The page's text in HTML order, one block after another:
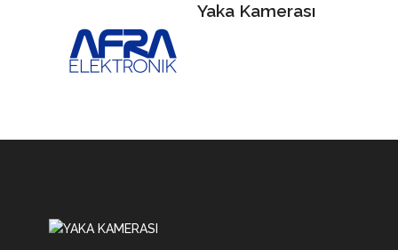
Yaka Kamerası